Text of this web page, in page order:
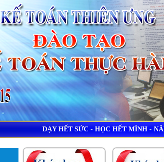
DẠY HẾT SỨC - HỌC HẾT MÌNH -